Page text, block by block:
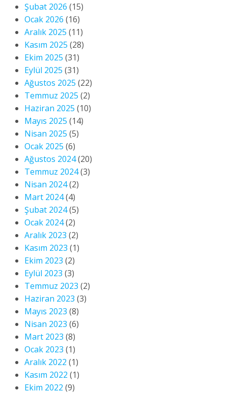
Şubat 2026 (15)
Ocak 2026 (16)
Aralık 2025 (11)
Kasım 2025 (28)
Ekim 2025 (31)
Eylül 2025 (31)
Ağustos 2025 (22)
Temmuz 2025 (2)
Haziran 2025 (10)
Mayıs 2025 (14)
Nisan 2025 (5)
Ocak 2025 (6)
Ağustos 2024(20)
Temmuz 2024(3)
Nisan 2024(2)
Mart 2024(4)
Şubat 2024(5)
Ocak 2024(2)
Aralık 2023 (2)
Kasım 2023 (1)
Ekim 2023 (2)
Eylül 2023 (3)
Temmuz 2023 (2)
Haziran 2023 (3)
Mayıs 2023 (8)
Nisan 2023 (6)
Mart 2023 (8)
Ocak 2023 (1)
Aralık 2022 (1)
Kasım 2022 (1)
Ekim 2022 (9)